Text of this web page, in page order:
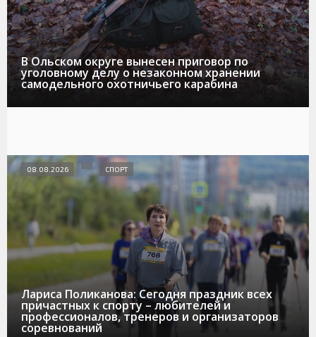
В Ольском округе вынесен приговор по
уголовному делу о незаконном хранении
самодельного охотничьего карабина
Лариса Поликанова: Сегодня праздник всех
причастных к спорту – любителей и
профессионалов, тренеров и организаторов
соревнований
08.08.2026 СПОРТ